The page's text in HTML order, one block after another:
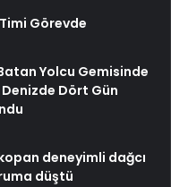
Görevde
Yolcu Gemisinde
Dört Gün
deneyimli dağcı
düştü